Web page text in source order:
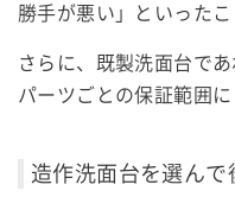
勝手が悪い」といったこ
さらに、既製洗面台で
パーツごとの保証範囲に
造作洗面台を選んで